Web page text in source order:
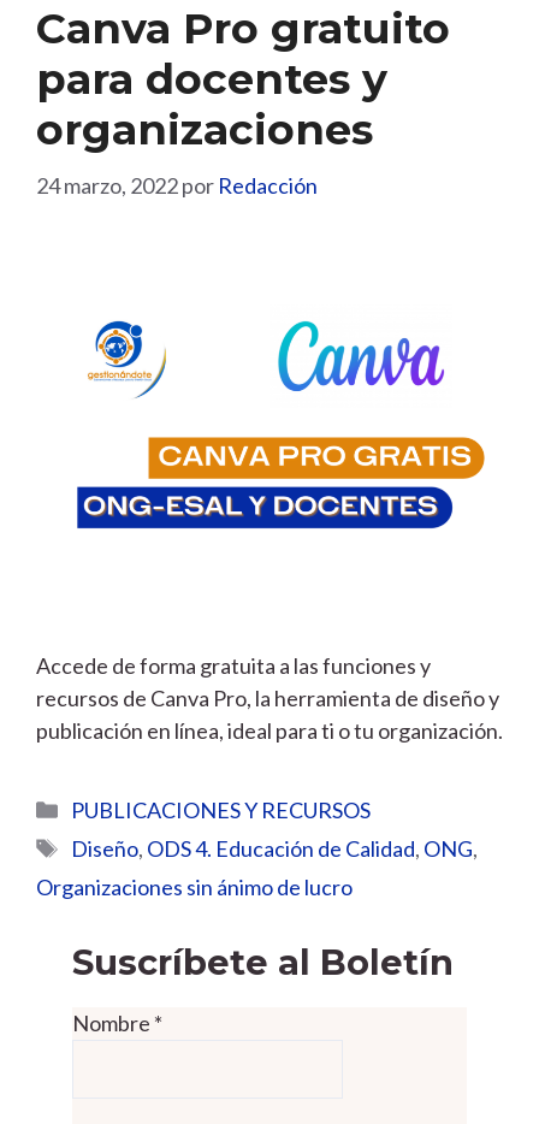
Canva Pro gratuito
para docentes y
organizaciones
24 marzo, 2022por Redacción
Accede de forma gratuita a las funciones y
recursos de Canva Pro, la herramienta de diseño y
publicación en línea, ideal para ti o tu organización.
Categorías
PUBLICACIONES Y RECURSOS
Etiquetas
Diseño, ODS 4. Educación de Calidad, ONG,
Organizaciones sin ánimo de lucro
Suscríbete al Boletín
Nombre *